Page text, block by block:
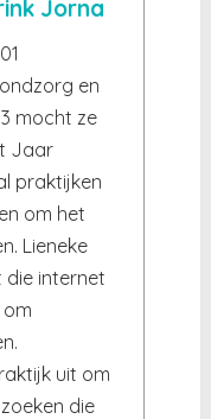
Jorna
en
mocht ze
Jaar
praktijken
om het
Lieneke
die internet
uit om
die